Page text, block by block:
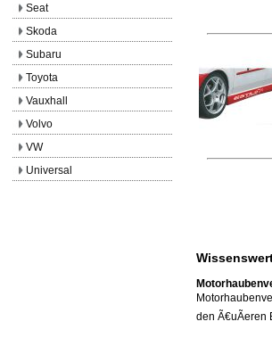
den
Seat
Skoda
Subaru
Toyota
Vauxhall
Volvo
VW
Universal